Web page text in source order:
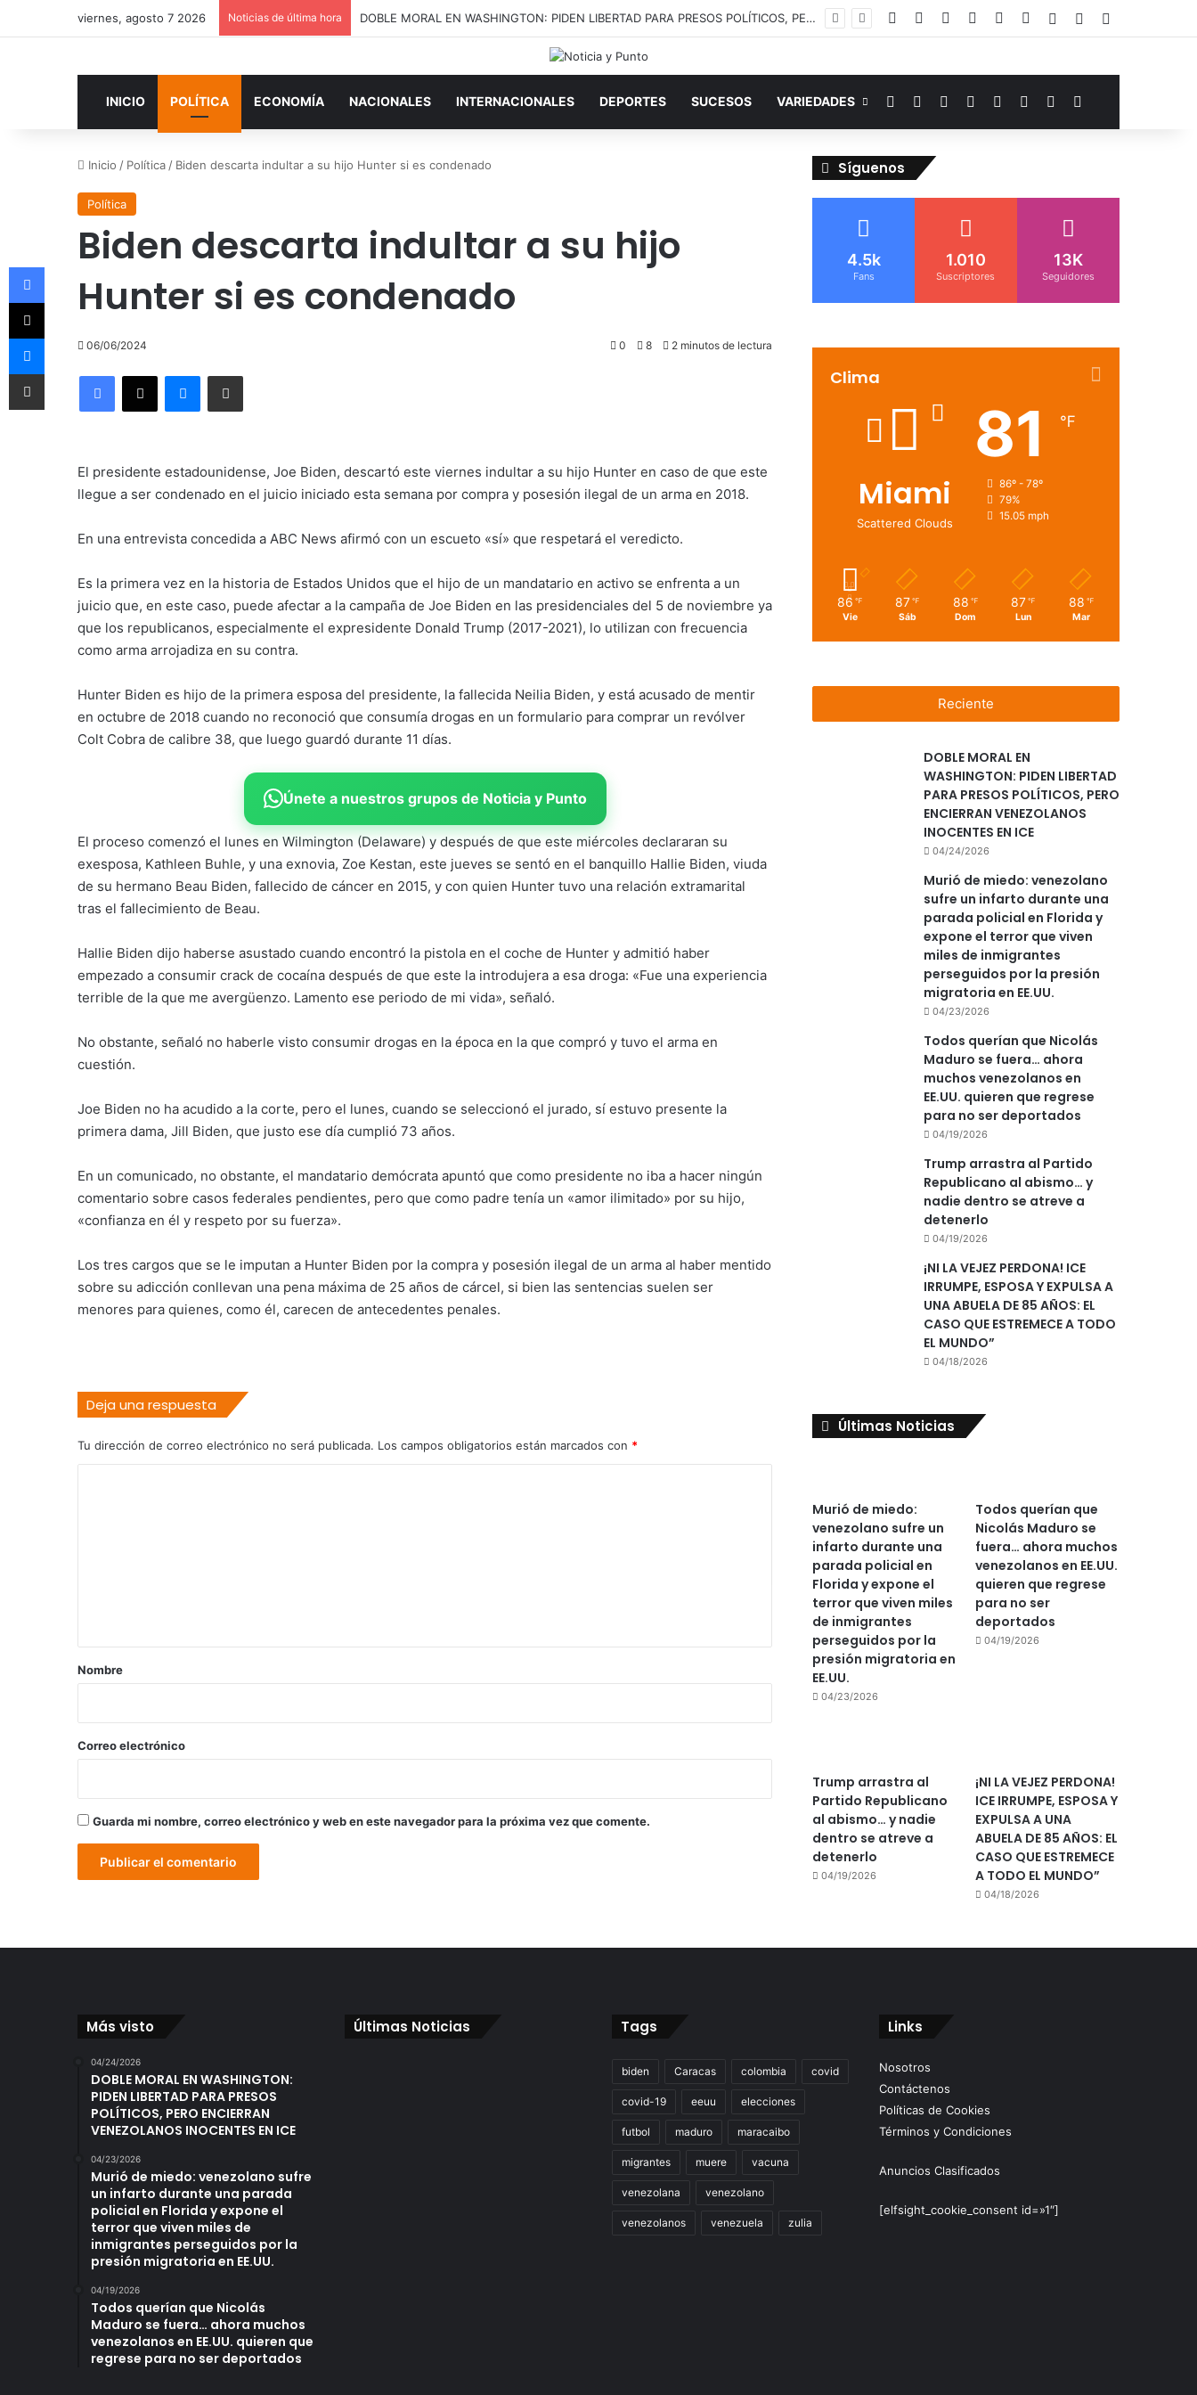
viernes, agosto 7 2026 Noticias de última hora Murió de miedo: venezolano sufre un infarto durante una parada policial en Florida y expone el terror que viven miles de inmigrantes perseguidos por la presión migratoria en EE.UU. FacebookYouTubeInstagramTelegramWhatsAppGoogle Noticias
AccesoPublicación al
INICIO POLÍTICA ECONOMÍA NACIONALES INTERNACIONALES DEPORTES SUCESOS VARIEDADES FacebookYouTubeInstagramTelegramWhatsAppGoogle Noticias
Switch skin
Inicio / Política / Biden descarta indultar a su hijo Hunter si es condenado
Política
Biden descarta indultar a su hijo
Hunter si es condenado
06/06/2024 0 8 2 minutos de lectura
Facebook
X MessengerCompartir por correo electrónico
El presidente estadounidense, Joe Biden, descartó este viernes indultar a su hijo Hunter en caso de que este
llegue a ser condenado en el juicio iniciado esta semana por compra y posesión ilegal de un arma en 2018.
En una entrevista concedida a ABC News afirmó con un escueto «sí» que respetará el veredicto.
Es la primera vez en la historia de Estados Unidos que el hijo de un mandatario en activo se enfrenta a un
juicio que, en este caso, puede afectar a la campaña de Joe Biden en las presidenciales del 5 de noviembre ya
que los republicanos, especialmente el expresidente Donald Trump (2017-2021), lo utilizan con frecuencia
como arma arrojadiza en su contra.
Hunter Biden es hijo de la primera esposa del presidente, la fallecida Neilia Biden, y está acusado de mentir
en octubre de 2018 cuando no reconoció que consumía drogas en un formulario para comprar un revólver
Colt Cobra de calibre 38, que luego guardó durante 11 días.
Únete a nuestros grupos de Noticia y Punto
El proceso comenzó el lunes en Wilmington (Delaware) y después de que este miércoles declararan su
exesposa, Kathleen Buhle, y una exnovia, Zoe Kestan, este jueves se sentó en el banquillo Hallie Biden, viuda
de su hermano Beau Biden, fallecido de cáncer en 2015, y con quien Hunter tuvo una relación extramarital
tras el fallecimiento de Beau.
Hallie Biden dijo haberse asustado cuando encontró la pistola en el coche de Hunter y admitió haber
empezado a consumir crack de cocaína después de que este la introdujera a esa droga: «Fue una experiencia
terrible de la que me avergüenzo. Lamento ese periodo de mi vida», señaló.
No obstante, señaló no haberle visto consumir drogas en la época en la que compró y tuvo el arma en
cuestión.
Joe Biden no ha acudido a la corte, pero el lunes, cuando se seleccionó el jurado, sí estuvo presente la
primera dama, Jill Biden, que justo ese día cumplió 73 años.
En un comunicado, no obstante, el mandatario demócrata apuntó que como presidente no iba a hacer ningún
comentario sobre casos federales pendientes, pero que como padre tenía un «amor ilimitado» por su hijo,
«confianza en él y respeto por su fuerza».
Los tres cargos que se le imputan a Hunter Biden por la compra y posesión ilegal de un arma al haber mentido
sobre su adicción conllevan una pena máxima de 25 años de cárcel, si bien las sentencias suelen ser
menores para quienes, como él, carecen de antecedentes penales.
Deja una respuesta
Tu dirección de correo electrónico no será publicada. Los campos obligatorios están marcados con *
r
*
Nombre
Correo electrónico
Guarda mi nombre, correo electrónico y web en este navegador para la próxima vez que comente.
Síguenos
4.5k
Fans
1.010
Suscriptores
13K
Seguidores
Clima
Miami
Scattered Clouds
81 ℉
86º - 78º
79%
15.05 mph
86 ℉
Vie
87 ℉
Sáb
88 ℉
Dom
87 ℉
Lun
88 ℉
Mar
Reciente
DOBLE MORAL EN
WASHINGTON: PIDEN LIBERTAD
PARA PRESOS POLÍTICOS, PERO
ENCIERRAN VENEZOLANOS
INOCENTES EN ICE
04/24/2026
Murió de miedo: venezolano
sufre un infarto durante una
parada policial en Florida y
expone el terror que viven
miles de inmigrantes
perseguidos por la presión
migratoria en EE.UU.
04/23/2026
Todos querían que Nicolás
Maduro se fuera… ahora
muchos venezolanos en
EE.UU. quieren que regrese
para no ser deportados
04/19/2026
Trump arrastra al Partido
Republicano al abismo… y
nadie dentro se atreve a
detenerlo
04/19/2026
¡NI LA VEJEZ PERDONA! ICE
IRRUMPE, ESPOSA Y EXPULSA A
UNA ABUELA DE 85 AÑOS: EL
CASO QUE ESTREMECE A TODO
EL MUNDO”
04/18/2026
Últimas Noticias
Murió de miedo:
venezolano sufre un
infarto durante una
parada policial en
Florida y expone el
terror que viven miles
de inmigrantes
perseguidos por la
presión migratoria en
EE.UU.
04/23/2026
Todos querían que
Nicolás Maduro se
fuera… ahora muchos
venezolanos en EE.UU.
quieren que regrese
para no ser
deportados
04/19/2026
Trump arrastra al
Partido Republicano
al abismo… y nadie
dentro se atreve a
detenerlo
04/19/2026
¡NI LA VEJEZ PERDONA!
ICE IRRUMPE, ESPOSA Y
EXPULSA A UNA
ABUELA DE 85 AÑOS: EL
CASO QUE ESTREMECE
A TODO EL MUNDO”
04/18/2026
Más visto
04/24/2026
DOBLE MORAL EN WASHINGTON:
PIDEN LIBERTAD PARA PRESOS
POLÍTICOS, PERO ENCIERRAN
VENEZOLANOS INOCENTES EN ICE
04/23/2026
Murió de miedo: venezolano sufre
un infarto durante una parada
policial en Florida y expone el
terror que viven miles de
inmigrantes perseguidos por la
presión migratoria en EE.UU.
04/19/2026
Todos querían que Nicolás
Maduro se fuera… ahora muchos
venezolanos en EE.UU. quieren que
regrese para no ser deportados
Últimas Noticias Tags
biden Caracas colombia covid
covid-19 eeuu elecciones
futbol maduro maracaibo
migrantes muere vacuna
venezolana venezolano
venezolanos venezuela zulia
Links
Nosotros
Contáctenos
Políticas de Cookies
Términos y Condiciones
Anuncios Clasificados
[elfsight_cookie_consent id=»1″]
Facebook
X
Messenger
Compartir por correo electrónico